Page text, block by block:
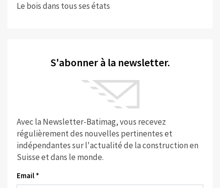
Le bois dans tous ses états
S'abonner à la newsletter.
Avec la Newsletter-Batimag, vous recevez
régulièrement des nouvelles pertinentes et
indépendantes sur l'actualité de la construction en
Suisse et dans le monde.
Email *